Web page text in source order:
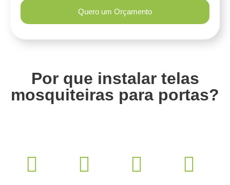
Quero um Orçamento
Por que instalar telas
mosquiteiras para portas?